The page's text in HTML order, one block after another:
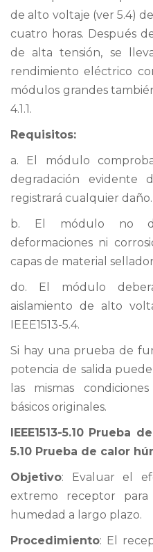
de alto voltaje (ver 5.4)
cuatro horas. Después
de alta tensión, se
rendimiento eléctrico
módulos grandes
4.1.1.
Requisitos:
a. El módulo
degradación evidente
registrará cualquier daño.
b. El módulo no
deformaciones ni
capas de material
do. El módulo
aislamiento de alto
IEEE1513-5.4.
Si hay una prueba de
potencia de salida
las mismas
básicos originales.
IEEE1513-5.10 Prueba
5.10 Prueba de calor
Objetivo: Evaluar el
extremo receptor
humedad a largo plazo.
Procedimiento: El